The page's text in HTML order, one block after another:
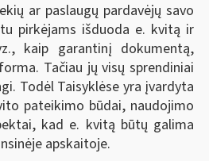
ar paslaugų pardavėjų savo
pirkėjams išduoda e. kvitą ir
kaip garantinį dokumentą,
Tačiau jų visų sprendiniai
Todėl Taisyklėse yra įvardyta
pateikimo būdai, naudojimo
kad e. kvitą būtų galima
apskaitoje.